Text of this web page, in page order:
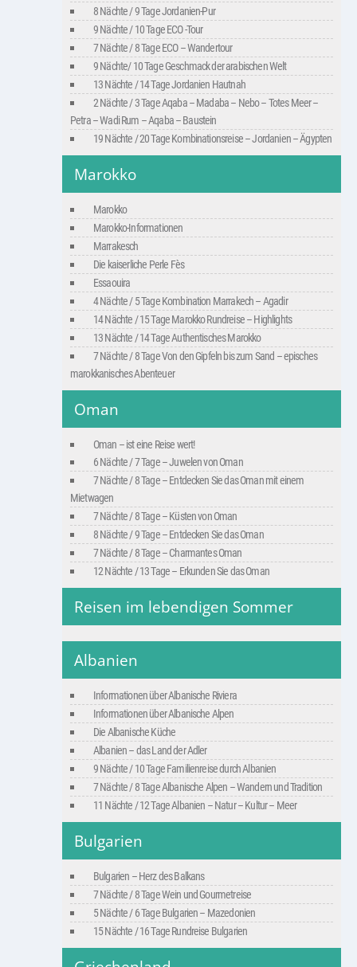
8 Nächte / 9 Tage Jordanien-Pur
9 Nächte / 10 Tage ECO -Tour
7 Nächte / 8 Tage ECO – Wandertour
9 Nächte/ 10 Tage Geschmack der arabischen Welt
13 Nächte / 14 Tage Jordanien Hautnah
2 Nächte / 3 Tage Aqaba – Madaba – Nebo – Totes Meer –
Petra – Wadi Rum – Aqaba – Baustein
19 Nächte / 20 Tage Kombinationsreise – Jordanien – Ägypten
Marokko
Marokko
Marokko-Informationen
Marrakesch
Die kaiserliche Perle Fès
Essaouira
4 Nächte / 5 Tage Kombination Marrakech – Agadir
14 Nächte / 15 Tage Marokko Rundreise – Highlights
13 Nächte / 14 Tage Authentisches Marokko
7 Nächte / 8 Tage Von den Gipfeln bis zum Sand – episches
marokkanisches Abenteuer
Oman
Oman – ist eine Reise wert!
6 Nächte / 7 Tage – Juwelen von Oman
7 Nächte / 8 Tage – Entdecken Sie das Oman mit einem
Mietwagen
7 Nächte / 8 Tage – Küsten von Oman
8 Nächte / 9 Tage – Entdecken Sie das Oman
7 Nächte / 8 Tage – Charmantes Oman
12 Nächte / 13 Tage – Erkunden Sie das Oman
Reisen im lebendigen Sommer
Albanien
Informationen über Albanische Riviera
Informationen über Albanische Alpen
Die Albanische Küche
Albanien – das Land der Adler
9 Nächte / 10 Tage Familienreise durch Albanien
7 Nächte / 8 Tage Albanische Alpen – Wandern und Tradition
11 Nächte / 12 Tage Albanien – Natur – Kultur – Meer
Bulgarien
Bulgarien – Herz des Balkans
7 Nächte / 8 Tage Wein und Gourmetreise
5 Nächte / 6 Tage Bulgarien – Mazedonien
15 Nächte / 16 Tage Rundreise Bulgarien